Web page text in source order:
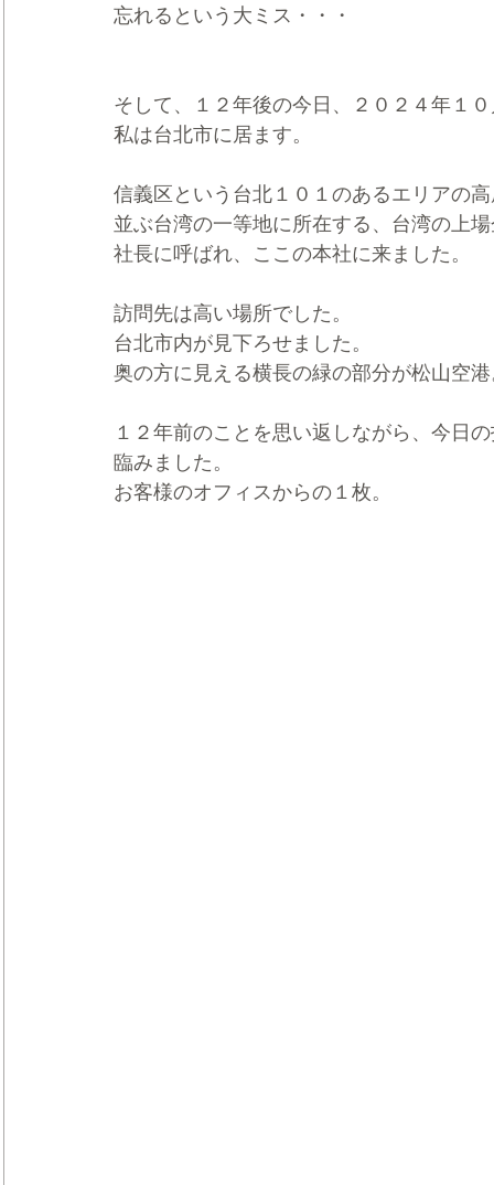
忘れるという大ミス・・・
そして、１２年後の今日、２０２４年１
私は台北市に居ます。
信義区という台北１０１のあるエリアの
並ぶ台湾の一等地に所在する、台湾の上
社長に呼ばれ、ここの本社に来ました。
訪問先は高い場所でした。
台北市内が見下ろせました。
奥の方に見える横長の緑の部分が松山空
１２年前のことを思い返しながら、今日
臨みました。
お客様のオフィスからの１枚。